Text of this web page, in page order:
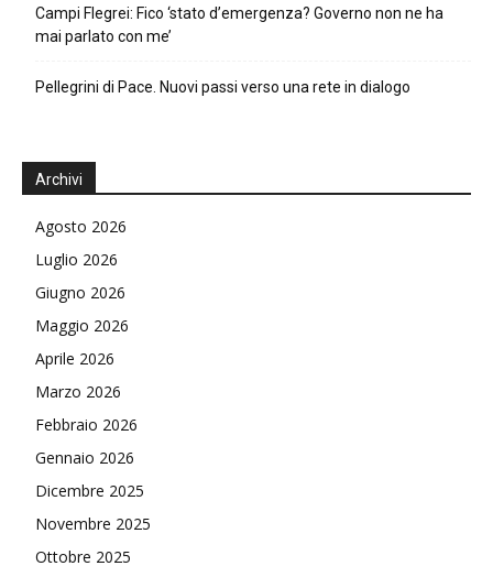
Campi Flegrei: Fico ‘stato d’emergenza? Governo non ne ha
mai parlato con me’
Pellegrini di Pace. Nuovi passi verso una rete in dialogo
Archivi
Agosto 2026
Luglio 2026
Giugno 2026
Maggio 2026
Aprile 2026
Marzo 2026
Febbraio 2026
Gennaio 2026
Dicembre 2025
Novembre 2025
Ottobre 2025